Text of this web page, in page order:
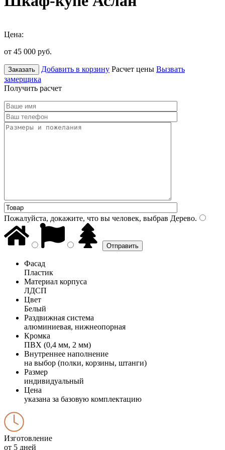
Цена:
от 45 000 руб.
Заказать Добавить в корзину Расчет цены Вызвать
замерщика
Получить расчет
Пожалуйста, докажите, что вы человек, выбрав Дерево.
Фасад
Пластик
Материал корпуса
ЛДСП
Цвет
Белый
Раздвижная система
алюминиевая, нижнеопорная
Кромка
ПВХ (0,4 мм, 2 мм)
Внутреннее наполнение
на выбор (полки, корзины, штанги)
Размер
индивидуальный
Цена
указана за базовую комплектацию
Изготовление
от 5 дней